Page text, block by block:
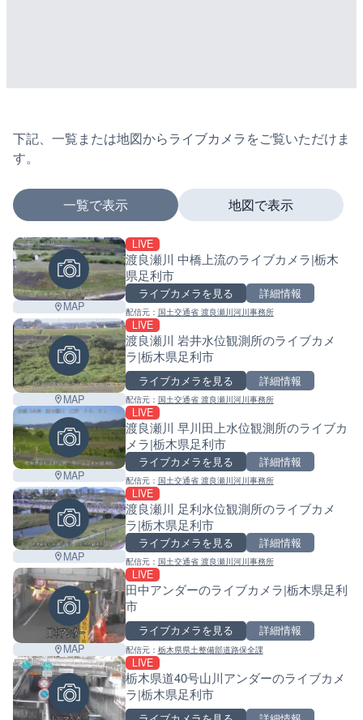
下記、一覧または地図からライブカメラをご覧いただけま
す。
一覧で表示
MAP
LIVE
渡良瀬川 中橋上流のライブカメラ|栃木
県足利市
ライブカメラを見る 詳細情報
配信元： 国土交通省 渡良瀬川河川事務所
MAP
LIVE
渡良瀬川 岩井水位観測所のライブカメ
ラ|栃木県足利市
ライブカメラを見る 詳細情報
配信元： 国土交通省 渡良瀬川河川事務所
MAP
LIVE
渡良瀬川 早川田上水位観測所のライブカ
メラ|栃木県足利市
ライブカメラを見る 詳細情報
配信元： 国土交通省 渡良瀬川河川事務所
MAP
LIVE
渡良瀬川 足利水位観測所のライブカメ
ラ|栃木県足利市
ライブカメラを見る 詳細情報
配信元： 国土交通省 渡良瀬川河川事務所
MAP
LIVE
田中アンダーのライブカメラ|栃木県足利
市
ライブカメラを見る 詳細情報
配信元： 栃木県県土整備部道路保全課
LIVE
栃木県道40号山川アンダーのライブカメ
ラ|栃木県足利市
地図で表示
+
−
マーカーをタップするとライブカメラの詳細が表示さ